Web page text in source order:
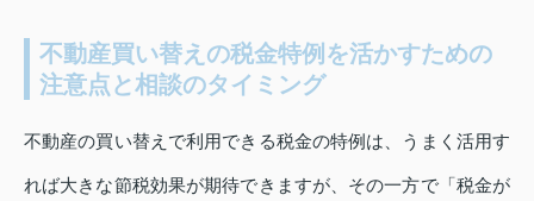
不動産買い替えの税金特例を活かすための
注意点と相談のタイミング
不動産の買い替えで利用できる税金の特例は、うまく活用す
れば大きな節税効果が期待できますが、その一方で「税金が